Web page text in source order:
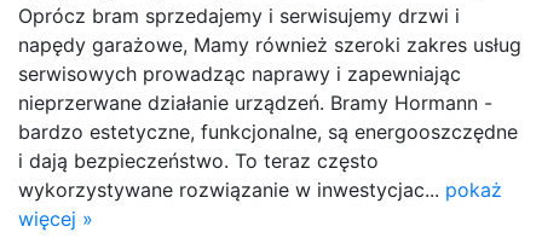
Oprócz bram sprzedajemy i serwisujemy drzwi i
napędy garażowe, Mamy również szeroki zakres usług
serwisowych prowadząc naprawy i zapewniając
nieprzerwane działanie urządzeń. Bramy Hormann -
bardzo estetyczne, funkcjonalne, są energooszczędne
i dają bezpieczeństwo. To teraz często
wykorzystywane rozwiązanie w inwestycjac... pokaż
więcej »